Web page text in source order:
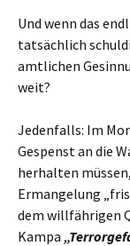
Und wenn das
tatsächlich
amtlichen
weit?
Jedenfalls: Im
Gespenst an die
herhalten
Ermangelung
dem willfährigen
Kampa